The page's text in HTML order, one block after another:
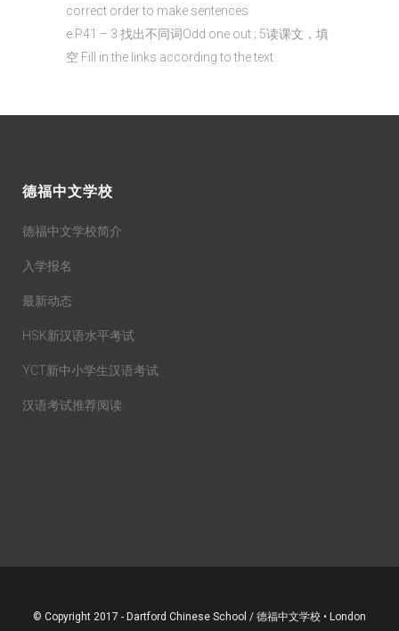
correct order to make sentences
e.P41 – 3 找出不同词Odd one out ; 5读课文，填
空 Fill in the links according to the text
德福中文学校
德福中文学校简介
入学报名
最新动态
HSK新汉语水平考试
YCT新中小学生汉语考试
汉语考试推荐阅读
© Copyright 2017 - Dartford Chinese School / 德福中文学校 • London